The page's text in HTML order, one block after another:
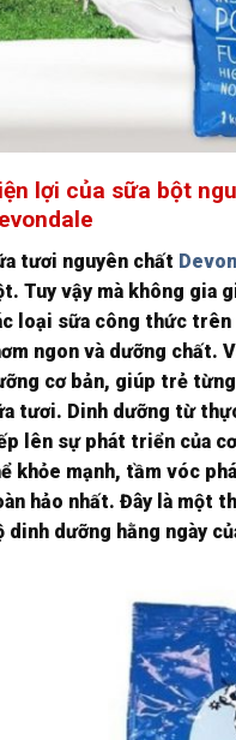
lợi của sữa bột
tươi nguyên chất
Tuy vậy mà không gia
loại sữa công thức
ngon và dưỡng chất.
cơ bản, giúp trẻ
tươi. Dinh dưỡng từ
lên sự phát triển của
khỏe mạnh, tầm vóc
hảo nhất. Đây là một
dinh dưỡng hằng ngày